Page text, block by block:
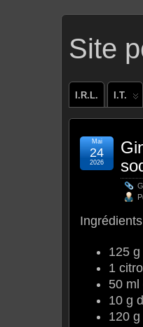
Site
I.R.L. I.T.
Mai
24
2026
125
1
50 ml
10 g
120 g